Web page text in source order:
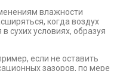
влажности
когда воздух
сухих условиях, образуя
если не оставить
зазоров, по мере